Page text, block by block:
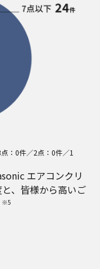
：0件／2点：0件／1
エアコンクリ
、皆様から高いご
※5